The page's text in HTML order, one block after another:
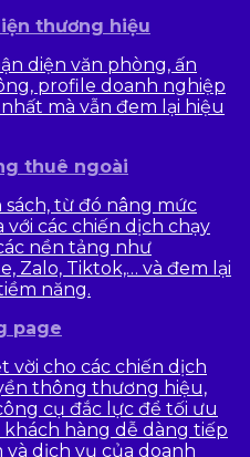
thương hiệu
diện văn phòng, ấn
profile doanh nghiệp
mà vẫn đem lại hiệu
thuê ngoài
từ đó nâng mức
các chiến dịch chạy
nền tảng như
Zalo, Tiktok,… và đem lại
năng.
page
vời cho các chiến dịch
thông thương hiệu,
cụ đắc lực để tối ưu
hàng dễ dàng tiếp
và dịch vụ của doanh